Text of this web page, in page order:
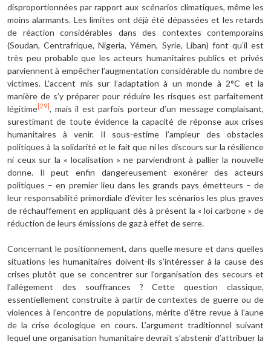
disproportionnées par rapport aux scénarios climatiques, même les
moins alarmants. Les limites ont déjà été dépassées et les retards
de réaction considérables dans des contextes contemporains
(Soudan, Centrafrique, Nigeria, Yémen, Syrie, Liban) font qu’il est
très peu probable que les acteurs humanitaires publics et privés
parviennent à empêcher l’augmentation considérable du nombre de
victimes. L’accent mis sur l’adaptation à un monde à 2°C et la
manière de s’y préparer pour réduire les risques est parfaitement
légitime [29] , mais il est parfois porteur d’un message complaisant,
surestimant de toute évidence la capacité de réponse aux crises
humanitaires à venir. Il sous-estime l’ampleur des obstacles
politiques à la solidarité et le fait que ni les discours sur la résilience
ni ceux sur la « localisation » ne parviendront à pallier la nouvelle
donne. Il peut enfin dangereusement exonérer des acteurs
politiques – en premier lieu dans les grands pays émetteurs – de
leur responsabilité primordiale d’éviter les scénarios les plus graves
de réchauffement en appliquant dès à présent la « loi carbone » de
réduction de leurs émissions de gaz à effet de serre.
Concernant le positionnement, dans quelle mesure et dans quelles
situations les humanitaires doivent-ils s’intéresser à la cause des
crises plutôt que se concentrer sur l’organisation des secours et
l’allègement des souffrances ? Cette question classique,
essentiellement construite à partir de contextes de guerre ou de
violences à l’encontre de populations, mérite d’être revue à l’aune
de la crise écologique en cours. L’argument traditionnel suivant
lequel une organisation humanitaire devrait s’abstenir d’attribuer la